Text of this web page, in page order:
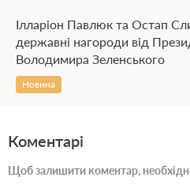
Ілларіон Павлюк та Остап
державні нагороди від
Володимира Зеленського
Новина
Коментарі
Щоб залишити коментар,